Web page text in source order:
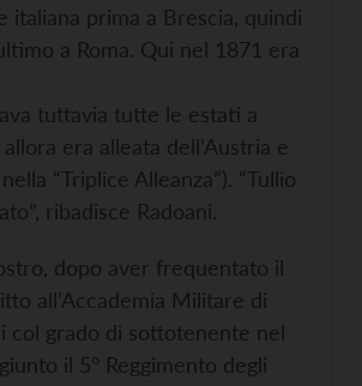
italiana prima a Brescia, quindi
a Roma. Qui nel 1871 era
tuttavia tutte le estati a
era alleata dell’Austria e
“Triplice Alleanza”). “Tullio
ribadisce Radoani.
dopo aver frequentato il
all’Accademia Militare di
col grado di sottotenente nel
il 5° Reggimento degli